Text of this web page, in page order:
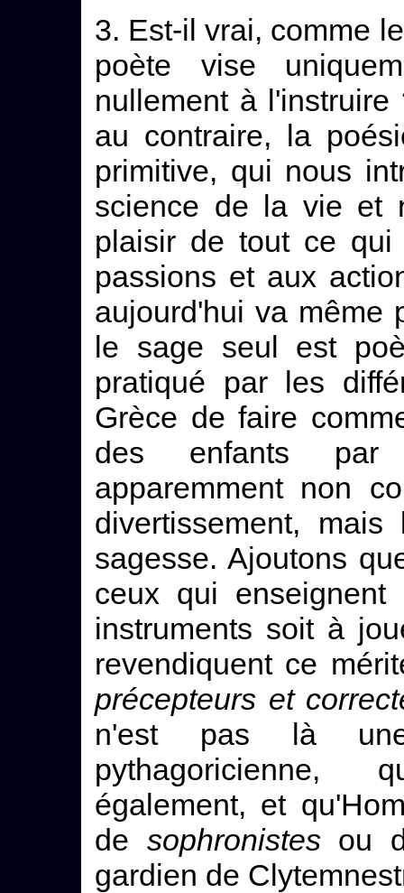
3. Est-il vrai, comme
poète vise
nullement à
au contraire, la
primitive, qui nous
science de la vie et
plaisir de tout ce
passions et aux
aujourd'hui va même
le sage seul est
pratiqué par les
Grèce de faire
des enfants par
apparemment non
divertissement,
sagesse. Ajoutons
ceux qui
instruments soit à
revendiquent ce
précepteurs et
n'est pas là une
pythagoricienne,
également, et
de sophronistesou
gardien de